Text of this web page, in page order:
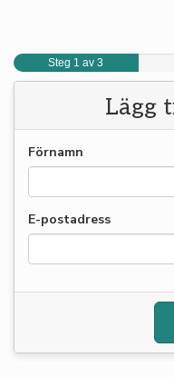
Steg 1 av 3
Lägg
Förnamn
E-postadress